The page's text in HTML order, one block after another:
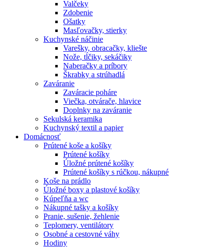
Valčeky
Zdobenie
Ošatky
Masľovačky, stierky
Kuchynské náčinie
Varešky, obracačky, kliešte
Nože, tĺčiky, sekáčiky
Naberačky a príbory
Škrabky a strúhadlá
Zaváranie
Zaváracie poháre
Viečka, otvárače, hlavice
Doplnky na zaváranie
Sekulská keramika
Kuchynský textil a papier
Domácnosť
Prútené koše a košíky
Prútené košíky
Úložné prútené košíky
Prútené košíky s rúčkou, nákupné
Koše na prádlo
Úložné boxy a plastové košíky
Kúpeľňa a wc
Nákupné tašky a košíky
Pranie, sušenie, žehlenie
Teplomery, ventilátory
Osobné a cestovné váhy
Hodiny